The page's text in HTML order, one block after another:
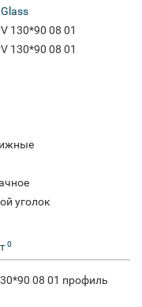
130*90 08 01
130*90 08 01
уголок
0
08 01 профиль